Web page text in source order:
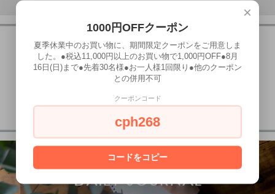
×
1000円OFFクーポン
夏季休業中のお買い物に、期間限定クーポンをご用意しま
した。●税込11,000円以上のお買い物で1,000円OFF●8月
16日(日)まで●先着30名様●お一人様1回限り●他のクーポン
との併用不可
クーポンコード
cph268
コードをコピー